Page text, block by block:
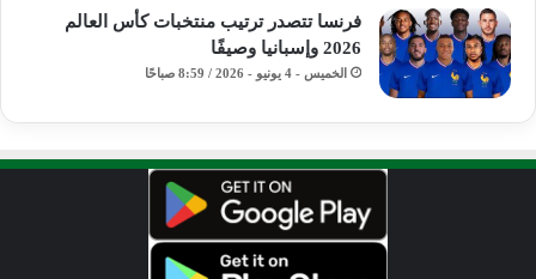
فرنسا تتصدر ترتيب منتخبات كأس العالم
2026 وإسبانيا وصيفًا
الخميس - 4 يونيو - 2026 / 8:59 صباحًا